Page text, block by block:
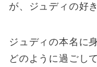
が、ジュディの好
ジュディの本名に
どのように過ごし